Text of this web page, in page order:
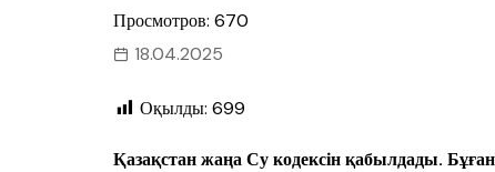
Просмотров: 670
18.04.2025
Оқылды: 699
Қазақстан жаңа Су кодексін қабылдады.